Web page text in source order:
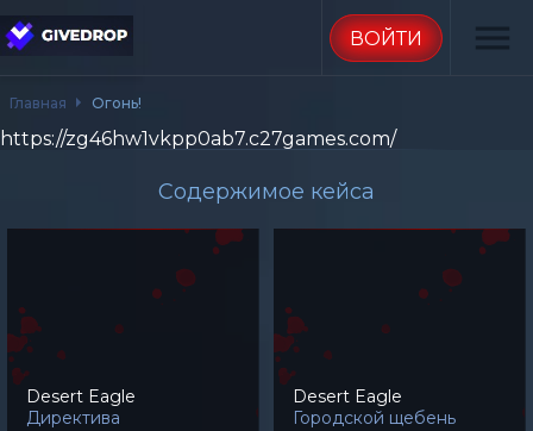
ВОЙТИ menu
Главная Огонь!
https://zg46hw1vkpp0ab7.c27games.com/
Содержимое кейса
Desert Eagle
Директива
Desert Eagle
Городской щебень